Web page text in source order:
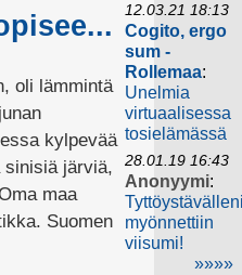
oli lämmintä
kylpevää
sinisiä järviä,
maa
Suomen
12.03.21 18:13
Cogito, ergo
sum -
Rollemaa:
Unelmia
virtuaalisessa
tosielämässä
28.01.19 16:43
Anonyymi:
myönnettiin
viisumi!
»»»»